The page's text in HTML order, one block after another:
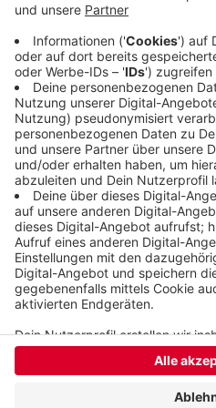
Menschen bei Sport im
zu den Angeboten stehen
Veröffentlicht: Samstag,
Anzeige
Anzeige